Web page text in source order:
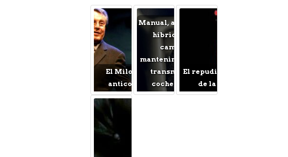
El Miloš Forman
anticomunista
Manual, automático o
híbrido: cómo
cambia el
mantenimiento de la
transmisión en
coches usados
El repudiable drama
de la Guerra